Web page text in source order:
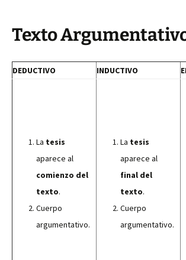
Texto
DEDUCTIVO INDUCTIVO
La tesis
aparece al
comienzo del
texto.
Cuerpo
argumentativo.
La tesis
aparece al
final del
texto.
Cuerpo
argumentativo.